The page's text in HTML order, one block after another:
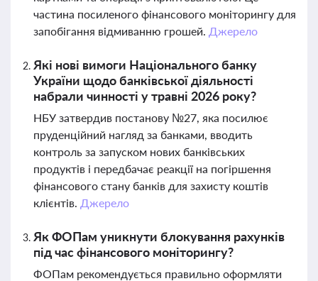
частина посиленого фінансового моніторингу для
запобігання відмиванню грошей. Джерело
Які нові вимоги Національного банку
України щодо банківської діяльності
набрали чинності у травні 2026 року?
НБУ затвердив постанову №27, яка посилює
пруденційний нагляд за банками, вводить
контроль за запуском нових банківських
продуктів і передбачає реакції на погіршення
фінансового стану банків для захисту коштів
клієнтів. Джерело
Як ФОПам уникнути блокування рахунків
під час фінансового моніторингу?
ФОПам рекомендується правильно оформляти